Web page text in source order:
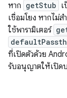
หาก getStub
เชื่อมโยง หากไม่ส
ใช้พารามิเตอร์
ที่เปิดตัวด้วย
รับอนุญาตให้เปิดบ